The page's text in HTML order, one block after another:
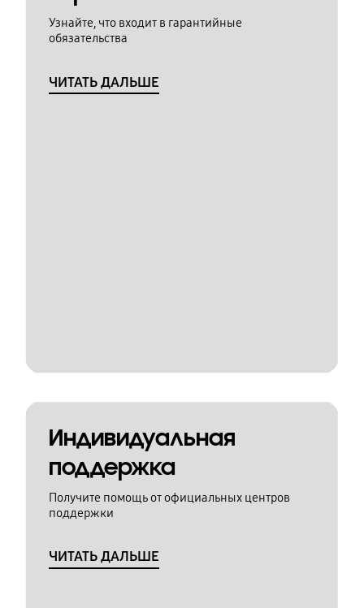
Узнайте, что входит в гарантийные
обязательства
ЧИТАТЬ ДАЛЬШЕ
Индивидуальная
поддержка
Получите помощь от официальных центров
поддержки
ЧИТАТЬ ДАЛЬШЕ